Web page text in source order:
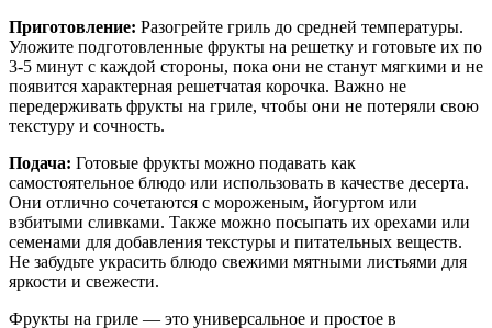
Приготовление: Разогрейте гриль до средней температуры.
Уложите подготовленные фрукты на решетку и готовьте их по
3-5 минут с каждой стороны, пока они не станут мягкими и не
появится характерная решетчатая корочка. Важно не
передерживать фрукты на гриле, чтобы они не потеряли свою
текстуру и сочность.
Подача: Готовые фрукты можно подавать как
самостоятельное блюдо или использовать в качестве десерта.
Они отлично сочетаются с мороженым, йогуртом или
взбитыми сливками. Также можно посыпать их орехами или
семенами для добавления текстуры и питательных веществ.
Не забудьте украсить блюдо свежими мятными листьями для
яркости и свежести.
Фрукты на гриле — это универсальное и простое в